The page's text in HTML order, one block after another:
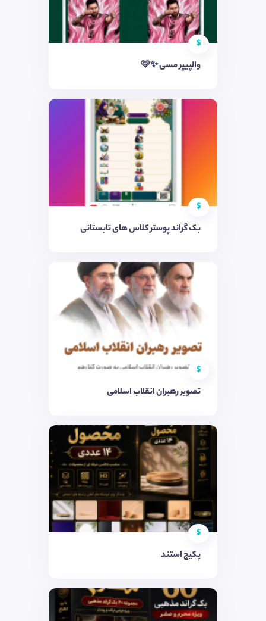
$
والپیپر مسی ✨🩷
$
بک گراند پوستر کلاس های تابستانی
$
تصویر رهبران انقلاب اسلامی
$
پکیج استند